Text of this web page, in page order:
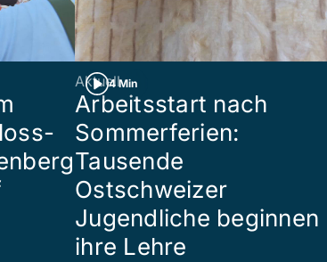
4 Min
Aktuell
Arbeitsstart nach
Sommerferien:
Tausende
Ostschweizer
Jugendliche beginnen
ihre Lehre